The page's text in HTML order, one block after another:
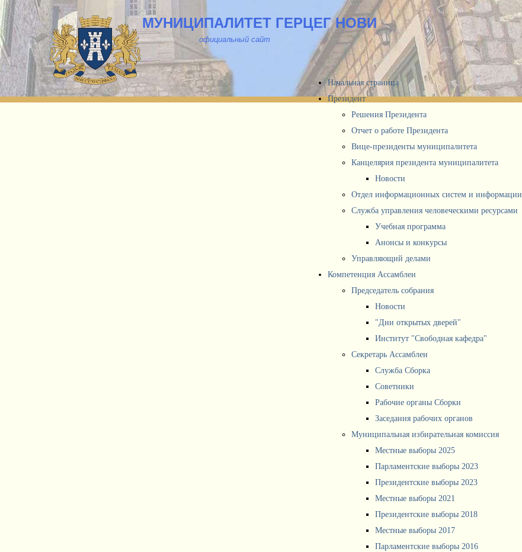
МУНИЦИПАЛИТЕТ ГЕРЦЕГ НОВИ
официальный сайт
Начальная страница
Президент
Решения Президента
Отчет о работе Президента
Вице-президенты муниципалитета
Канцелярия президента муниципалитета
Новости
Отдел информационных систем и информации
Служба управления человеческими ресурсами
Учебная программа
Анонсы и конкурсы
Управляющий делами
Компетенция Ассамблеи
Председатель собрания
Новости
"Дни открытых дверей"
Институт "Свободная кафедра"
Секретарь Ассамблеи
Служба Сборка
Советники
Рабочие органы Сборки
Заседания рабочих органов
Муниципальная избирательная комиссия
Местные выборы 2025
Парламентские выборы 2023
Президентские выборы 2023
Местные выборы 2021
Президентские выборы 2018
Местные выборы 2017
Парламентские выборы 2016